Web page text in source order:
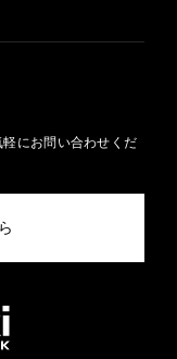
にお問い合わせくだ